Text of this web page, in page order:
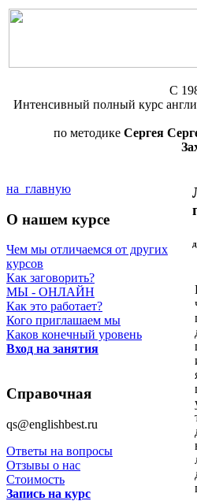
C
Интенсивный полный курс
по методике Сергея
на главную
О нашем курсе
Чем мы отличаемся от других
курсов
Как заговорить?
МЫ - ОНЛАЙН
Как это работает?
Кого приглашаем мы
Каков конечный уровень
Вход на занятия
Справочная
qs@englishbest.ru
Ответы на вопросы
Отзывы о нас
Стоимость
Запись на курс